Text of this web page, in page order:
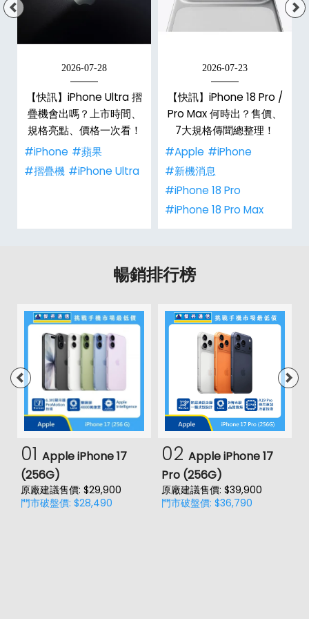
2026-07-28
【快訊】iPhone Ultra 摺
疊機會出嗎？上市時間、
規格亮點、價格一次看！
#iPhone #蘋果
#摺疊機 #iPhone Ultra
2026-07-23
【快訊】iPhone 18 Pro /
Pro Max 何時出？售價、
7大規格傳聞總整理！
#Apple #iPhone
#新機消息
#iPhone 18 Pro
#iPhone 18 Pro Max
暢銷排行榜
01 Apple iPhone 17
(256G)
原廠建議售價: $29,900
門市破盤價: $28,490
02 Apple iPhone 17
Pro (256G)
原廠建議售價: $39,900
門市破盤價: $36,790